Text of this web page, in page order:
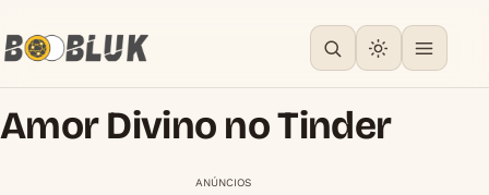
Amor Divino no Tinder
ANÚNCIOS